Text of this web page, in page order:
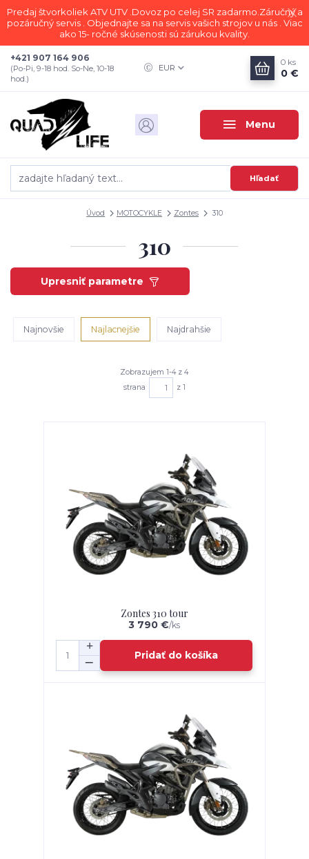
Predaj štvorkoliek ATV UTV .Dovoz po celej SR zadarmo.Záručný a
pozáručný servis . Objednajte sa na servis vašich strojov u nás . Viac
ako 15- ročné skúsenosti sú zárukou kvality.
Menu
EUR
Hľadať
+421 907 164 906
(Po-Pi, 9-18 hod. So-Ne, 10-18
hod.)
0 ks
0 €
Úvod MOTOCYKLE Zontes 310
310
Upresniť parametre
Najnovšie Najlacnejšie Najdrahšie
Zobrazujem 1-4 z 4
strana
z 1
Zontes 310 tour
3 790 €/ks
Pridať do košíka